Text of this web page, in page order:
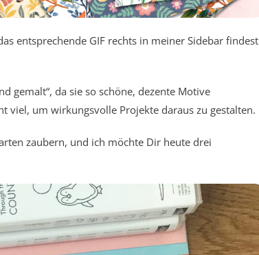
entsprechende GIF rechts in meiner Sidebar findest
gemalt“, da sie so schöne, dezente Motive
viel, um wirkungsvolle Projekte daraus zu gestalten.
zaubern, und ich möchte Dir heute drei